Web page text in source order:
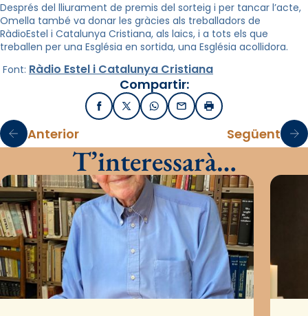
Després del lliurament de premis del sorteig i per tancar l’acte,
Omella també va donar les gràcies als treballadors de
RàdioEstel i Catalunya Cristiana, als laics, i a tots els que
treballen per una Església en sortida, una Església acollidora.
Font: Ràdio Estel i Catalunya Cristiana
Compartir:
FacebookX / TwitterWhatsApp
EmailImprimir
Anterior Següent
T’interessarà…